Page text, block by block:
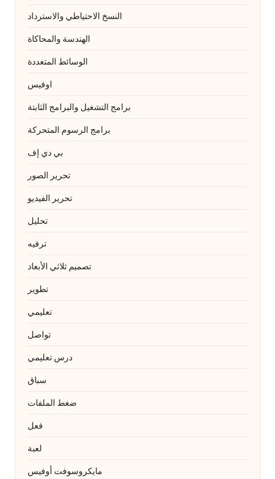
النسخ الاحتياطي والاسترداد
الهندسة والمحاكاة
الوسائط المتعددة
اوفيس
برامج التشغيل والبرامج الثابتة
برامج الرسوم المتحركة
بي دي إف
تحرير الصور
تحرير الفيديو
تحليل
ترفيه
تصميم ثلاثي الأبعاد
تطوير
تعليمي
تواصل
درس تعليمي
سباق
ضغط الملفات
فعل
لعبة
مايكروسوفت أوفيس